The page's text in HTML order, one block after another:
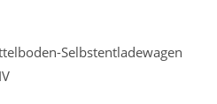
Selbstentladewagen